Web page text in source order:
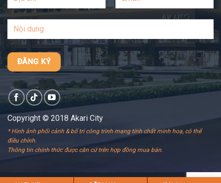
Copyright © 2018 Akari City
* Hình ảnh phối cảnh & bố trí công trình mang tính chất minh hoạ, có thể
điều chỉnh.
Thông tin chính thức được căn cứ trên hợp đồng mua bán.